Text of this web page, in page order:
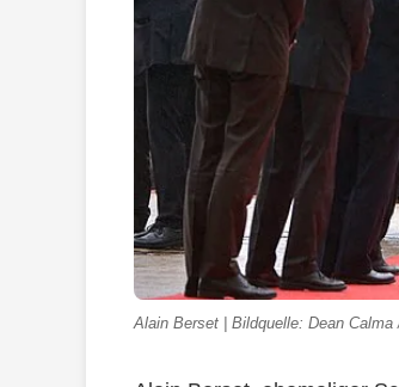
Alain Berset | Bildquelle: Dean Calma